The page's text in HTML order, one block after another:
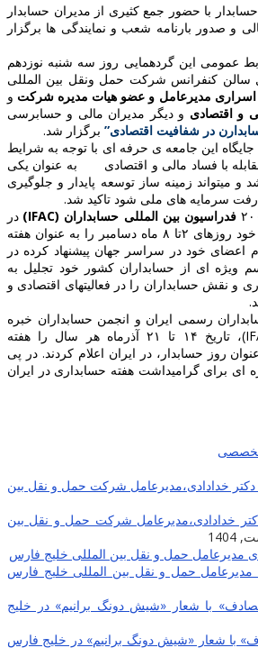
با حضور جمع کثیری از مدیران حسابدار
و صدور بارنامه شعب و نمایندگی ها برگزار
این گردهمایی روز سه شنبه نوزدهم
کنفرانس شرکت حمل ونقل بین المللی
مدیرعامل و عضو هیات مدیره شرکتو
و اقتصادیو دیگر مدیران مالی و حسابرسی
در شفافیت اقتصادی” برگزار شد.
این جامعه ی حرفه ای با توجه به شرایط
با فساد مالی و اقتصادی به عنوان یکی
میتواند زمینه ساز توسعه پایدار و جلوگیری
سرمایه های ملی شود تاکید شد.
فدراسیون بین المللی حسابداران (IFAC)
در
سی امین سالروز تاسیس خود روزهای ۲تا ۸ ماه دسامبر را به عنوان هفته
اعضای خود در سراسر جهان پیشنهاد کرده در
ویژه ای از حسابداران کشور خود تجلیل به
نقش حسابداران را در فعالیتهای اقتصادی و
رسمی ایران و انجمن حسابداران خبره
ایران به دنبال اعلام (IFAC)، تاریخ ۱۴ تا ۲۱ آذرماه هر سال را هفته
را به عنوان روز حسابدار، در ایران اعلام کردند. در پی
برای گرامیداشت هفته حسابداری در ایران
خدادادی،مدیرعامل شرکت حمل و نقل بین
حمل و نقل بین المللی خلیج فارس
با شعار «شیش دونگ برانیم» در خلیج فارس